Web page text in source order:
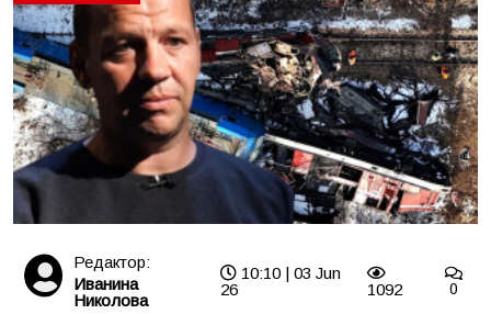
Редактор:
Иванина
Николова
10:10 | 03 Jun
26
1092 0